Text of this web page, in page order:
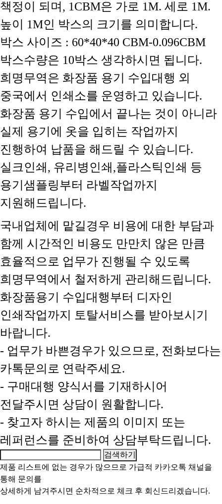
책정이 되며, 1CBM은 가로 1M. 세로 1M.
높이 1M인 박스의 크기를 의미합니다.
박스 사이즈 : 60*40*40 CBM-0.096CBM
박스수량은 10박스 생각하시면 됩니다.
희명무역은 화장품 용기 수입대행 외
중국에서 인쇄소를 운영하고 있습니다.
화장품 용기 수입에서 끝나는 것이 아니라
실제 용기에 옷을 입히는 작업까지
진행하여 납품을 해드릴 수 있습니다.
실크인쇄, 유리병인쇄,플라스틱인쇄 등
용기샘플링부터 라벨작업까지
지원해드립니다.
국내업체에 맡길경우 비용에 대한 부담과
함께 시간적인 비용도 만만치 않은 만큼
효율적으로 업무가 진행될 수 있도록
희명무역에서 철저하게 관리해드립니다.
화장품용기 수입대행부터 디자인
인쇄작업까지 토탈서비스를 받아보시기
바랍니다.
- 업무가 바쁜경우가 있으므로, 전화보다는
카톡문의로 연락주세요.
- 구매대행 양식서를 기재하시어
전달주시면 상담이 원활합니다.
- 찾고자 하시는 제품의 이미지 또는
레퍼런스를 준비하여 상담부탁드립니다.
제품 리스트에 없는 경우가 많으므로 가급적 카카오톡 채널을
통해 문의를
상세하게 남겨주시면 순차적으로 체크 후 회신드리겠습니다.